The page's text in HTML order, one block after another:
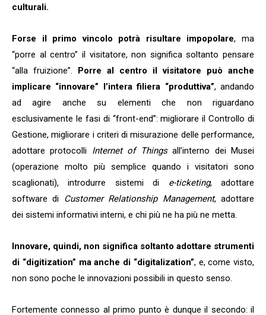
culturali.
Forse il primo vincolo potrà risultare impopolare, ma
“porre al centro” il visitatore, non significa soltanto pensare
“alla fruizione”.
Porre al centro il visitatore può anche
implicare “innovare” l’intera filiera “produttiva”, andando
ad agire anche su elementi che non riguardano
esclusivamente le fasi di “front-end”: migliorare il Controllo di
Gestione, migliorare i criteri di misurazione delle performance,
adottare protocolli Internet of Thingsall’interno dei Musei
(operazione molto più semplice quando i visitatori sono
scaglionati), introdurre sistemi di e-ticketing, adottare
software di Customer Relationship Management, adottare
dei sistemi informativi interni, e chi più ne ha più ne metta.
Innovare, quindi, non significa soltanto adottare strumenti
di “digitization” ma anche di “digitalization”, e, come visto,
non sono poche le innovazioni possibili in questo senso.
Fortemente connesso al primo punto è dunque il secondo: il